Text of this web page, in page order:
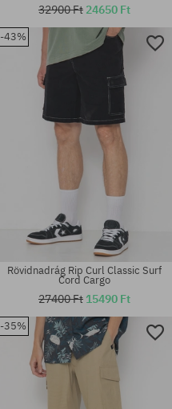
Elérhető méretek:
31; 32; 33; 34; 36
Elérhető méretek:
31; 32; 33; 34
32900 Ft 24650 Ft
-43%
Rövidnadrág Rip Curl Classic Surf
Cord Cargo
27400 Ft 15490 Ft
-35%